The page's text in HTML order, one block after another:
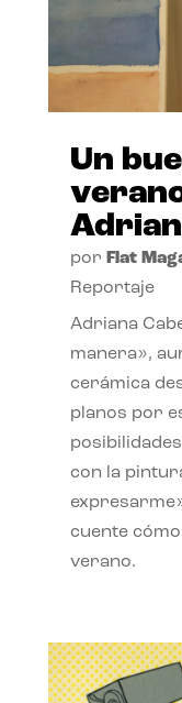
Un
por Flat
Reportaje
Adriana
manera»,
cerámica
planos por
con la
cuente
verano.